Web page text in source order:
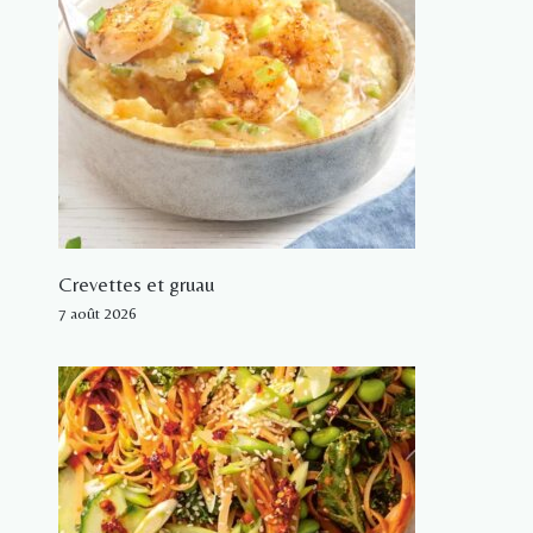
Crevettes et gruau
7 août 2026